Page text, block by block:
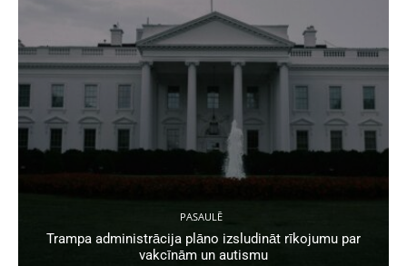
PASAULĒ
Trampa administrācija plāno izsludināt rīkojumu par
vakcīnām un autismu